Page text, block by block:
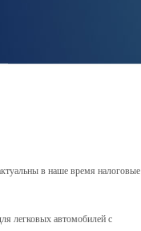
в наше время налоговые
легковых автомобилей с